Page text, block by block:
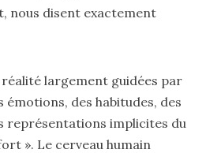
nous disent exactement
largement guidées par
émotions, des habitudes, des
représentations implicites du
». Le cerveau humain